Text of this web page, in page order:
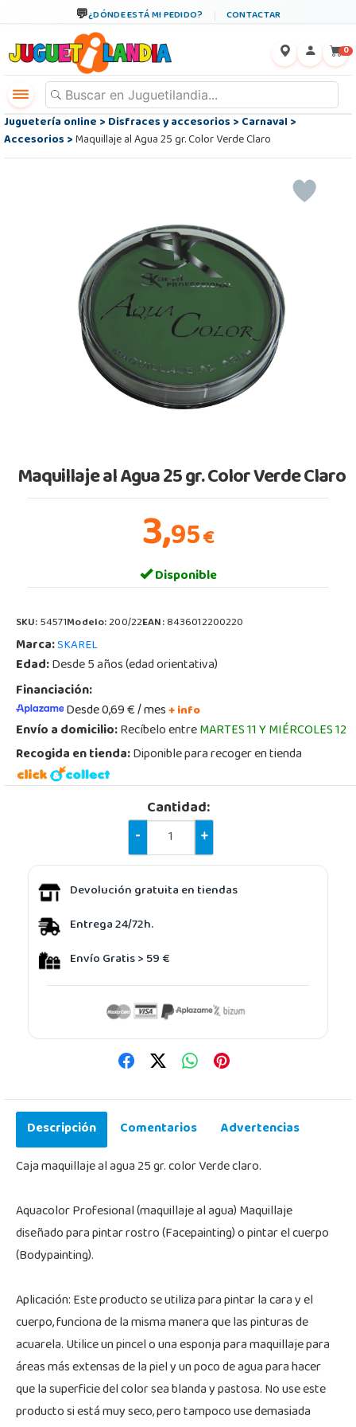
¿DÓNDE ESTÁ MI PEDIDO? CONTACTAR
0
Juguetería online>Disfraces y accesorios>Carnaval>
Accesorios>Maquillaje al Agua 25 gr. Color Verde Claro
Maquillaje al Agua 25 gr. Color Verde Claro
3,95€
Disponible
SKU:54571Modelo:200/22EAN:8436012200220
Marca:SKAREL
Edad:Desde 5 años (edad orientativa)
Financiación:
Desde 0,69 € / mes+ info
Envío a domicilio:Recíbelo entreMARTES 11 Y MIÉRCOLES 12
Recogida en tienda:Diponible para recoger en tienda
Cantidad:
-
+
Devolución gratuita en tiendas
Entrega 24/72h.
Envío Gratis > 59 €
Descripción Comentarios
Advertencias
Caja maquillaje al agua 25 gr. color Verde claro.
Aquacolor Profesional (maquillaje al agua) Maquillaje
diseñado para pintar rostro (Facepainting) o pintar el cuerpo
(Bodypainting).
Aplicación: Este producto se utiliza para pintar la cara y el
cuerpo, funciona de la misma manera que las pinturas de
acuarela. Utilice un pincel o una esponja para maquillaje para
áreas más extensas de la piel y un poco de agua para hacer
que la superficie del color sea blanda y pastosa. No use este
producto si está muy seco, pero tampoco use demasiada